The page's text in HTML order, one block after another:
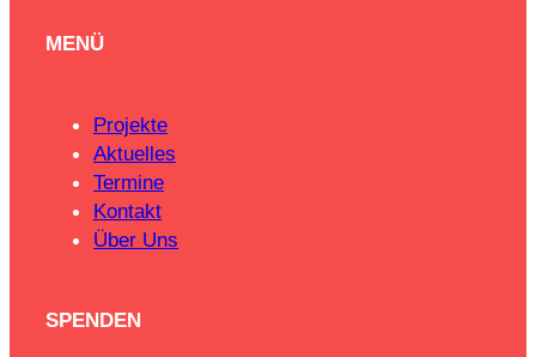
MENÜ
Projekte
Aktuelles
Termine
Kontakt
Über Uns
SPENDEN